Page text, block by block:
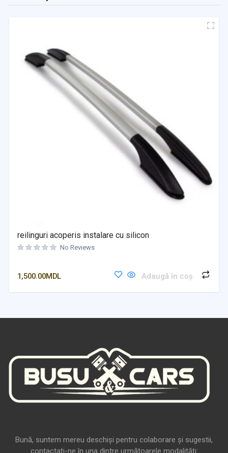
reilinguri acoperis instalare cu silicon
No Reviews
1,500.00MDL Adaugă în coș
Bună, suntem mereu deschiși pentru colaborare și sugestii,
contactați-ne în una dintre următoarele modalități: